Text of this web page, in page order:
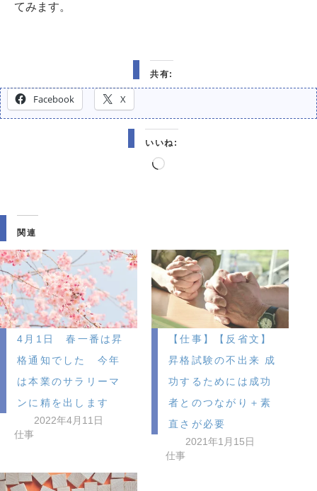
てみます。
共有:
Facebook X
いいね:
読
関連
4月1日 春一番は昇
格通知でした 今年
は本業のサラリーマ
ンに精を出します
2022年4月11日
仕事
【仕事】【反省文】
昇格試験の不出来 成
功するためには成功
者とのつながり＋素
直さが必要
2021年1月15日
仕事